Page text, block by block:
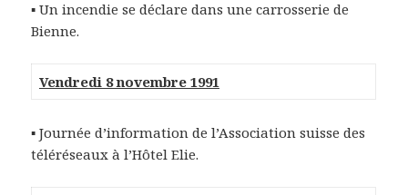
▪ Un incendie se déclare dans une carrosserie de
Bienne.
Vendredi 8 novembre 1991
▪ Journée d’information de l’Association suisse des
téléréseaux à l’Hôtel Elie.